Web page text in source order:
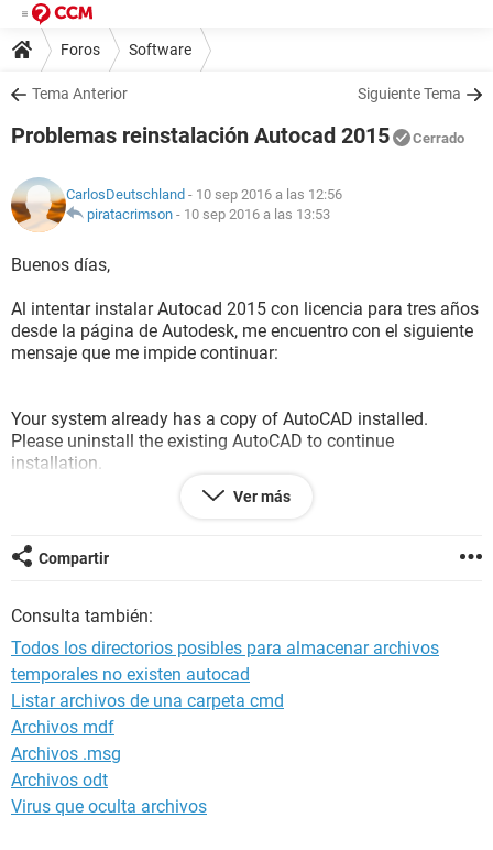
Foros Software
Tema Anterior Siguiente Tema
Problemas reinstalación Autocad 2015 Cerrado
CarlosDeutschland - 10 sep 2016 a las 12:56
piratacrimson - 10 sep 2016 a las 13:53
Buenos días,
Al intentar instalar Autocad 2015 con licencia para tres años
desde la página de Autodesk, me encuentro con el siguiente
mensaje que me impide continuar:
Your system already has a copy of AutoCAD installed.
Please uninstall the existing AutoCAD to continue
installation.
versión) en una versión de prueba que ya caducó.
He visitado páginas de Autodesk y otras, indicando los
hoy el mensaje de instalación me sigue impidiendo avanzar
en la instalación.
Agradecería mucho cualquier ayuda.
Un saludo al Foro,
Carlos
Ver más
Compartir
Consulta también:
Todos los directorios posibles para almacenar archivos
temporales no existen autocad
Listar archivos de una carpeta cmd
Archivos mdf
Archivos .msg
Archivos odt
Virus que oculta archivos